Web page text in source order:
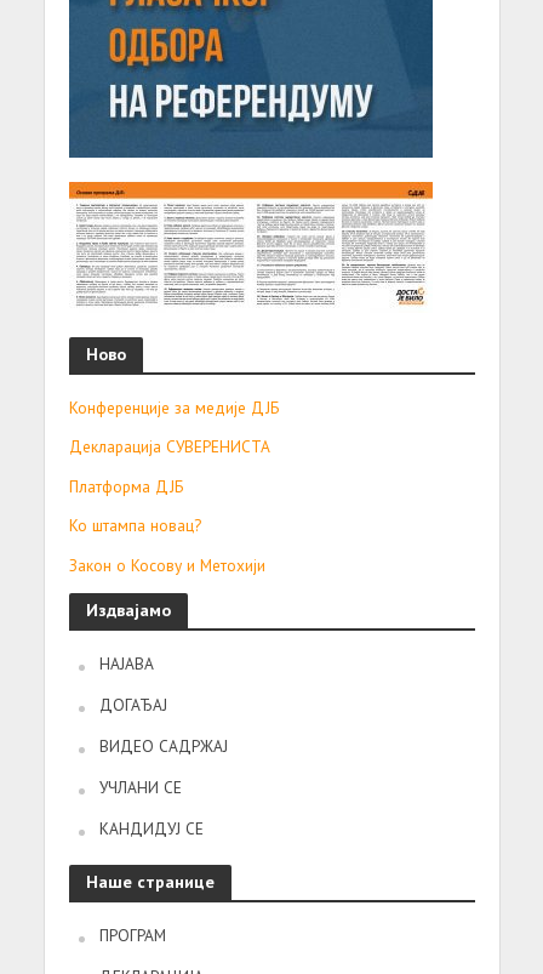
Ново
Конференције за медије ДЈБ
Декларација СУВЕРЕНИСТА
Платформа ДЈБ
Ко штампа новац?
Закон о Косову и Метохији
Издвајамо
НАЈАВА
ДОГАЂАЈ
ВИДЕО САДРЖАЈ
УЧЛАНИ СЕ
КАНДИДУЈ СЕ
Наше странице
ПРОГРАМ